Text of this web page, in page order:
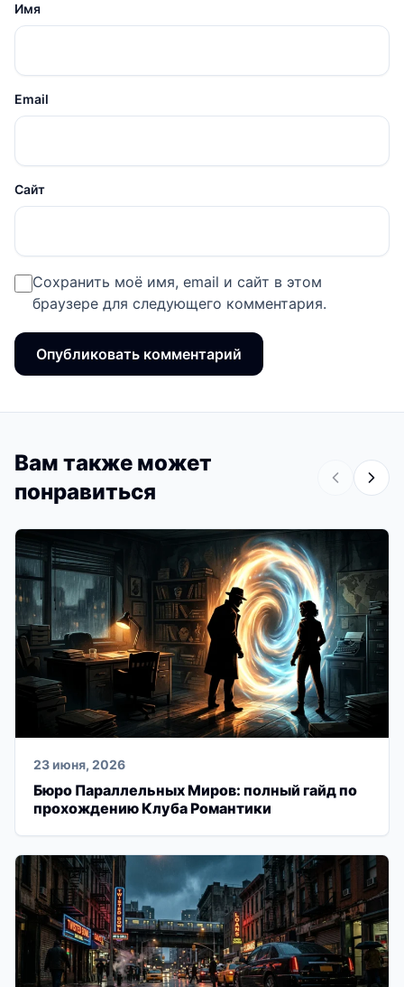
Имя
Email
Сайт
Сохранить моё имя, email и сайт в этом
браузере для следующего комментария.
Вам также может
понравиться
23 июня, 2026
Бюро Параллельных Миров: полный гайд по
прохождению Клуба Романтики